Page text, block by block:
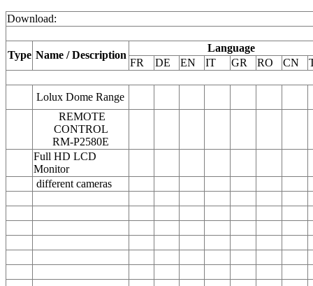
Download:
Type Name / Description
Language
FR
DE EN IT GR RO CN
Lolux Dome Range
REMOTE
CONTROL
RM-P2580E
Full HD LCD
Monitor
different cameras